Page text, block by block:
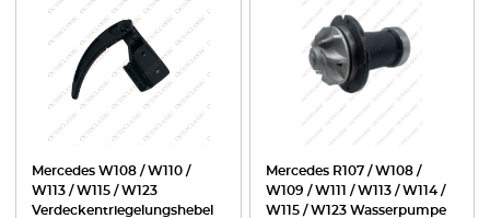
Mercedes W108 / W110 /
W113 / W115 / W123
Verdeckentriegelungshebel
Mercedes R107 / W108 /
W109 / W111 / W113 / W114 /
W115 / W123 Wasserpumpe